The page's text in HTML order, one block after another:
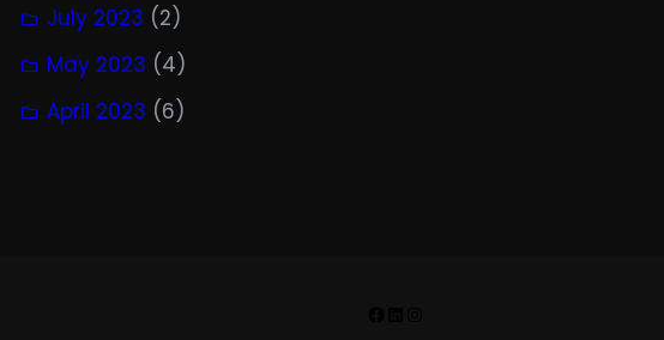
July 2023 (2)
May 2023 (4)
April 2023 (6)